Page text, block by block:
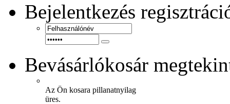
Bejelentkezés
Bevásárlókosár
Az Ön kosara pillanatnyilag
üres.